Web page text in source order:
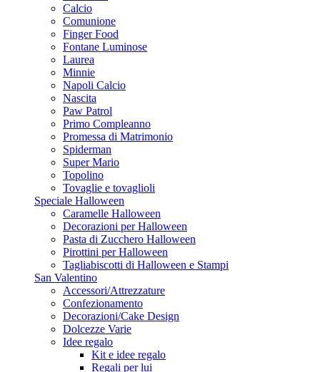
Calcio
Comunione
Finger Food
Fontane Luminose
Laurea
Minnie
Napoli Calcio
Nascita
Paw Patrol
Primo Compleanno
Promessa di Matrimonio
Spiderman
Super Mario
Topolino
Tovaglie e tovaglioli
Speciale Halloween
Caramelle Halloween
Decorazioni per Halloween
Pasta di Zucchero Halloween
Pirottini per Halloween
Tagliabiscotti di Halloween e Stampi
San Valentino
Accessori/Attrezzature
Confezionamento
Decorazioni/Cake Design
Dolcezze Varie
Idee regalo
Kit e idee regalo
Regali per lui